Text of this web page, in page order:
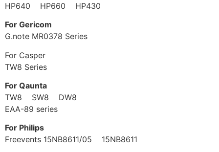
HP640 HP660 HP430
For Gericom
G.note MR0378 Series
For Casper
TW8 Series
For Qaunta
TW8 SW8 DW8
EAA-89 series
For Philips
Freevents 15NB8611/05 15NB8611